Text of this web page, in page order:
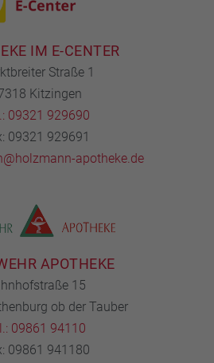
IM E-CENTER
Straße 1
Kitzingen
09321 929690
09321 929691
apotheke.de
APOTHEKE
15
ob der Tauber
09861 94110
09861 941180